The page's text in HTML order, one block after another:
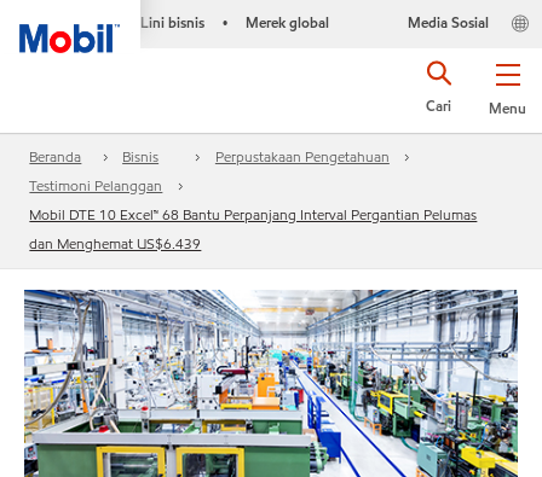
Lini bisnis • Merek global Media Sosial
Menu
Cari
Beranda Bisnis
Perpustakaan Pengetahuan
Testimoni Pelanggan
Mobil DTE 10 Excel™ 68 Bantu Perpanjang Interval Pergantian Pelumas
dan Menghemat US$6.439